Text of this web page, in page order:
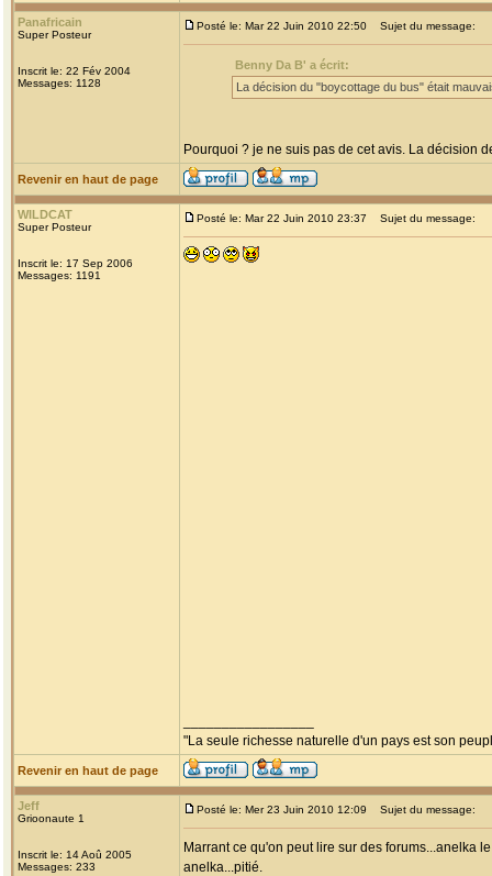
Panafricain
Super Posteur
Inscrit le: 22 Fév 2004
Messages: 1128
Posté le: Mar 22 Juin 2010 22:50 Sujet du message:
Benny Da B' a écrit:
La décision du "boycottage du bus" était
Pourquoi ? je ne suis pas de cet avis. La décision
Revenir en haut de page
WILDCAT
Super Posteur
Inscrit le: 17 Sep 2006
Messages: 1191
Posté le: Mar 22 Juin 2010 23:37 Sujet du message:
"La seule richesse naturelle d'un pays est son
Revenir en haut de page
Jeff
Grioonaute 1
Inscrit le: 14 Aoû 2005
Messages: 233
Posté le: Mer 23 Juin 2010 12:09 Sujet du message:
Marrant ce qu'on peut lire sur des forums...anelka
anelka...pitié.